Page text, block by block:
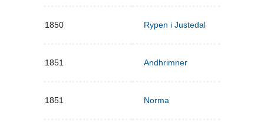
1850 Rypen i Justedal
1851 Andhrimner
1851 Norma